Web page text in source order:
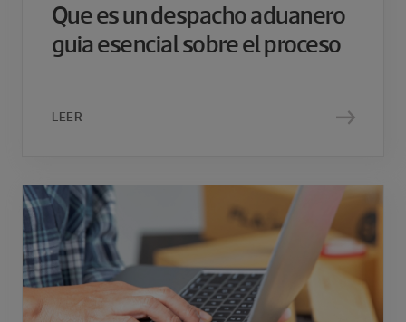
Que es un despacho aduanero
guia esencial sobre el proceso
LEER